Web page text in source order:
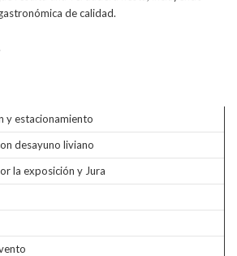
de calidad.
y estacionamiento
desayuno liviano
la exposición y Jura